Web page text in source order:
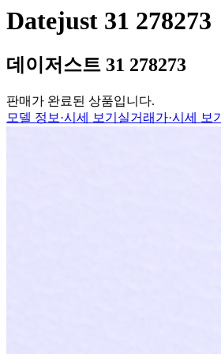
Datejust 31 278273
데이저스트 31 278273
판매가 완료된 상품입니다.
모델 정보·시세 보기 실거래가·시세 보기